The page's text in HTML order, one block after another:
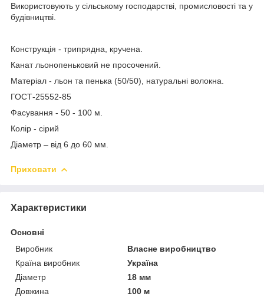
Використовують у сільському господарстві, промисловості та у
будівництві.
Конструкція - трипрядна, кручена.
Канат льонопеньковий не просочений.
Матеріал - льон та пенька (50/50), натуральні волокна.
ГОСТ-25552-85
Фасування - 50 - 100 м.
Колір - сірий
Діаметр – від 6 до 60 мм.
Приховати
Характеристики
Основні
Виробник
Власне виробництво
Країна виробник
Україна
Діаметр
18 мм
Довжина
100 м